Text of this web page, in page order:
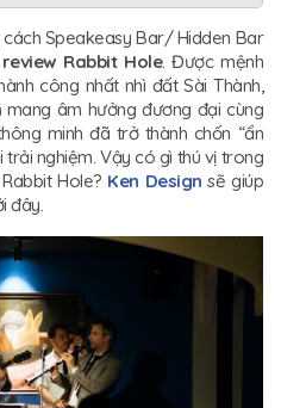
Speakeasy Bar/ Hidden Bar
review Rabbit Hole. Được mệnh
công nhất nhì đất Sài Thành,
mang âm hưởng đương đại cùng
minh đã trở thành chốn “ẩn
trải nghiệm. Vậy có gì thú vị trong
Hole? Ken Design sẽ giúp
đây.